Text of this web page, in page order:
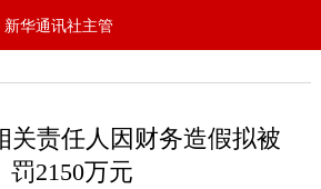
新华通讯社主管
关责任人因财务造假拟被
罚2150万元